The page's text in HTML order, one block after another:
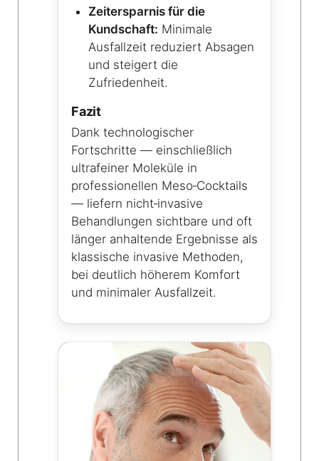
Zeitersparnis für die
Kundschaft: Minimale
Ausfallzeit reduziert Absagen
und steigert die
Zufriedenheit.
Fazit
Dank technologischer
Fortschritte — einschließlich
ultrafeiner Moleküle in
professionellen Meso‑Cocktails
— liefern nicht‑invasive
Behandlungen sichtbare und oft
länger anhaltende Ergebnisse als
klassische invasive Methoden,
bei deutlich höherem Komfort
und minimaler Ausfallzeit.